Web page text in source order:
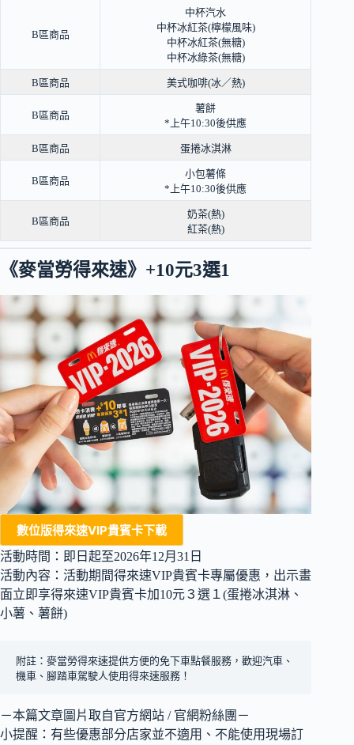
B區商品
中杯汽水
中杯冰紅茶(檸檬風味)
中杯冰紅茶(無糖)
中杯冰綠茶(無糖)
B區商品 美式咖啡(冰／熱)
B區商品
薯餅
*上午10:30後供應
B區商品 蛋捲冰淇淋
B區商品
小包薯條
*上午10:30後供應
B區商品
奶茶(熱)
紅茶(熱)
《麥當勞得來速》+10元3選1
數位版得來速VIP貴賓卡下載
活動時間：即日起至2026年12月31日
活動內容：活動期間得來速VIP貴賓卡專屬優惠，出示畫
面立即享得來速VIP貴賓卡加10元３選１(蛋捲冰淇淋、
小薯、薯餅)
附註：麥當勞得來速提供方便的免下車點餐服務，歡迎汽車、
機車、腳踏車駕駛人使用得來速服務！
－本篇文章圖片取自官方網站 / 官網粉絲團－
小提醒：有些優惠部分店家並不適用、不能使用現場訂